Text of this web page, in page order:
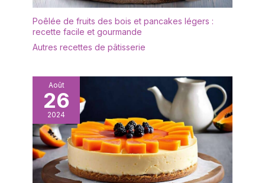
accessoires halloween
enfant. Le couteau
d'Halloween avec sang
costume polyvalent.
halloween, Il peut être
utilisé comme halloween
accessoire enfant
costume d'Halloween
pour les enfants ou les
adultes, complète le
costume de la
Faucheuse ou associé à
un costume de
d'infirmières pour les
déguisements
d'Halloween. Faux
couteau d'Halloween ;
utilisé comme un
couteau halloween à
visage de fantôme, un
faux couteau de boucher
ou comme partie de vos
décorations de maison
hantée ; le paquet de 2
couteaux d'Halloween
Poêlée de fruits des bois et pancakes légers :
recette facile et gourmande
Autres recettes de pâtisserie
Août
26
2024